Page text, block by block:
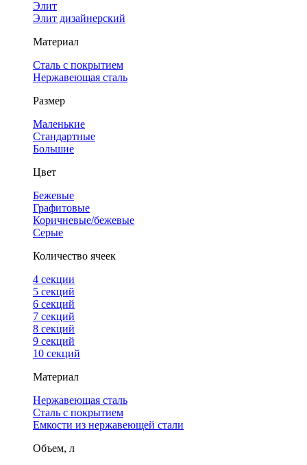
Элит
Элит дизайнерский
Материал
Сталь с покрытием
Нержавеющая сталь
Размер
Маленькие
Стандартные
Большие
Цвет
Бежевые
Графитовые
Коричневые/бежевые
Серые
Количество ячеек
4 cекции
5 секций
6 секций
7 секций
8 секций
9 секций
10 секций
Материал
Нержавеющая сталь
Сталь с покрытием
Емкости из нержавеющей стали
Объем, л